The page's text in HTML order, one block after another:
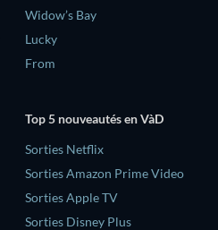
Widow’s Bay
Lucky
From
Top 5 nouveautés en VàD
Sorties Netflix
Sorties Amazon Prime Video
Sorties Apple TV
Sorties Disney Plus